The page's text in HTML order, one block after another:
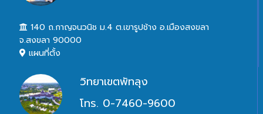
140 ถ.กาญจนวนิช ม.4 ต.เขารูปช้าง อ.เมืองสงขลา
จ.สงขลา 90000
แผนที่ตั้ง
วิทยาเขตพัทลุง
โทร. 0-7460-9600